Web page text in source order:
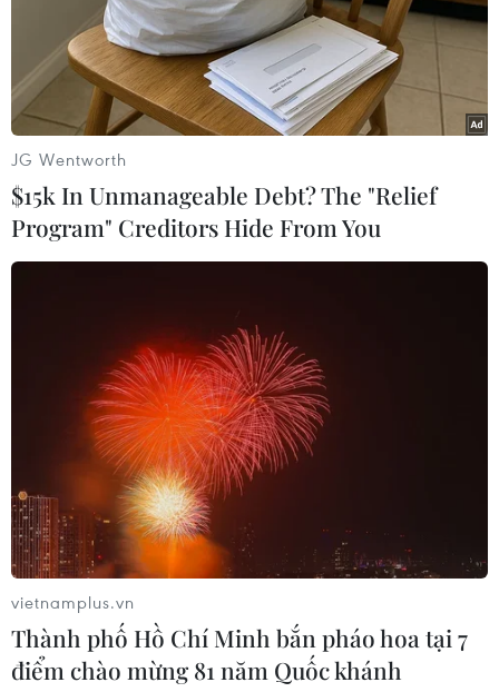
Giá dầu thế giới lập đỉnh trong 5 tháng do
Giá dầu lên mức 83,47 USD/thùng do các nhà máy lọc
dầu của Nga đã trở thành mục tiêu của các cuộc tấn
công bằng máy bay không người lái làm công suất lọc
dầu của Nga giảm 370.500 thùng/ngày.
JG Wentworth
$15k In Unmanageable Debt? The "Relief
Program" Creditors Hide From You
vietnamplus.vn
Thành phố Hồ Chí Minh bắn pháo hoa tại 7
điểm chào mừng 81 năm Quốc khánh